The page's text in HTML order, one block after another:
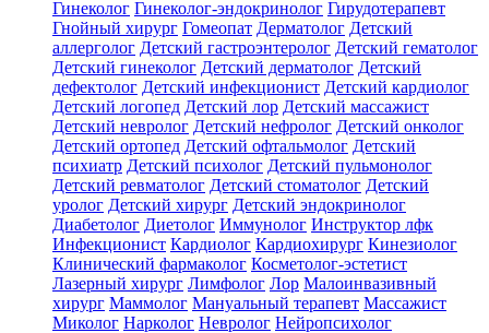
Гинеколог Гинеколог-эндокринолог Гирудотерапевт
Гнойный хирург Гомеопат Дерматолог Детский
аллерголог Детский гастроэнтеролог Детский гематолог
Детский гинеколог Детский дерматолог Детский
дефектолог Детский инфекционист Детский кардиолог
Детский логопед Детский лор Детский массажист
Детский невролог Детский нефролог Детский онколог
Детский ортопед Детский офтальмолог Детский
психиатр Детский психолог Детский пульмонолог
Детский ревматолог Детский стоматолог Детский
уролог Детский хирург Детский эндокринолог
Диабетолог Диетолог Иммунолог Инструктор лфк
Инфекционист Кардиолог Кардиохирург Кинезиолог
Клинический фармаколог Косметолог-эстетист
Лазерный хирург Лимфолог Лор Малоинвазивный
хирург Маммолог Мануальный терапевт Массажист
Миколог Нарколог Невролог Нейропсихолог